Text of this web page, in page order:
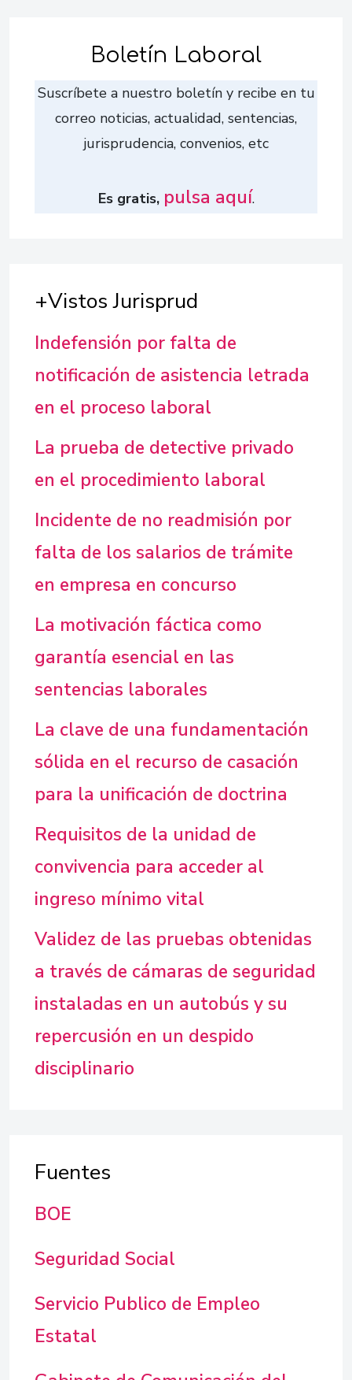
Boletín Laboral
Suscríbete a nuestro boletín y recibe en tu
correo noticias, actualidad, sentencias,
jurisprudencia, convenios, etc
Es gratis, pulsa aquí.
+Vistos Jurisprud
Indefensión por falta de
notificación de asistencia letrada
en el proceso laboral
La prueba de detective privado
en el procedimiento laboral
Incidente de no readmisión por
falta de los salarios de trámite
en empresa en concurso
La motivación fáctica como
garantía esencial en las
sentencias laborales
La clave de una fundamentación
sólida en el recurso de casación
para la unificación de doctrina
Requisitos de la unidad de
convivencia para acceder al
ingreso mínimo vital
Validez de las pruebas obtenidas
a través de cámaras de seguridad
instaladas en un autobús y su
repercusión en un despido
disciplinario
Fuentes
BOE
Seguridad Social
Servicio Publico de Empleo
Estatal